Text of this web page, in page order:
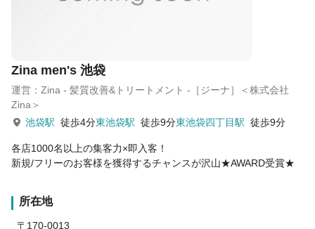
Zina men's 池袋
運営：Zina - 髪質改善&トリートメント -［ジーナ］＜株式会社
Zina＞
池袋駅 徒歩4分東池袋駅 徒歩9分東池袋四丁目駅 徒歩9分
各店1000名以上の集客力×即入客！
新規/フリーのお客様を獲得するチャンスが沢山★AWARD受賞★
所在地
〒170-0013